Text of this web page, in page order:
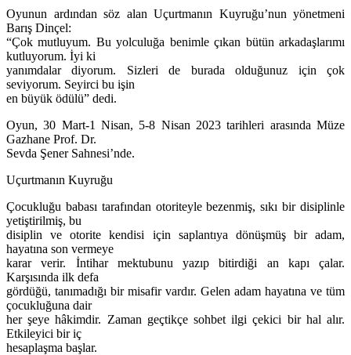
Oyunun ardından söz alan Uçurtmanın Kuyruğu’nun yönetmeni
Barış Dinçel:
“Çok mutluyum. Bu yolculuğa benimle çıkan bütün arkadaşlarımı
kutluyorum. İyi ki
yanımdalar diyorum. Sizleri de burada olduğunuz için çok
seviyorum. Seyirci bu işin
en büyük ödülü” dedi.
Oyun, 30 Mart-1 Nisan, 5-8 Nisan 2023 tarihleri arasında Müze
Gazhane Prof. Dr.
Sevda Şener Sahnesi’nde.
Uçurtmanın Kuyruğu
Çocukluğu babası tarafından otoriteyle bezenmiş, sıkı bir disiplinle
yetiştirilmiş, bu
disiplin ve otorite kendisi için saplantıya dönüşmüş bir adam,
hayatına son vermeye
karar verir. İntihar mektubunu yazıp bitirdiği an kapı çalar.
Karşısında ilk defa
gördüğü, tanımadığı bir misafir vardır. Gelen adam hayatına ve tüm
çocukluğuna dair
her şeye hâkimdir. Zaman geçtikçe sohbet ilgi çekici bir hal alır.
Etkileyici bir iç
hesaplaşma başlar.